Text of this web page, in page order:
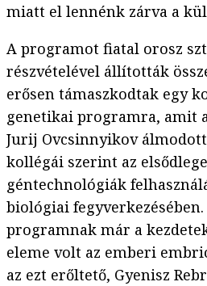
miatt el lennénk zárva a
A programot fiatal orosz
részvételével állították
erősen támaszkodtak egy
genetikai programra, amit
Jurij Ovcsinnyikov
kollégái szerint az
géntechnológiák
biológiai
programnak már a
eleme volt az emberi
az ezt erőltető, Gyenisz